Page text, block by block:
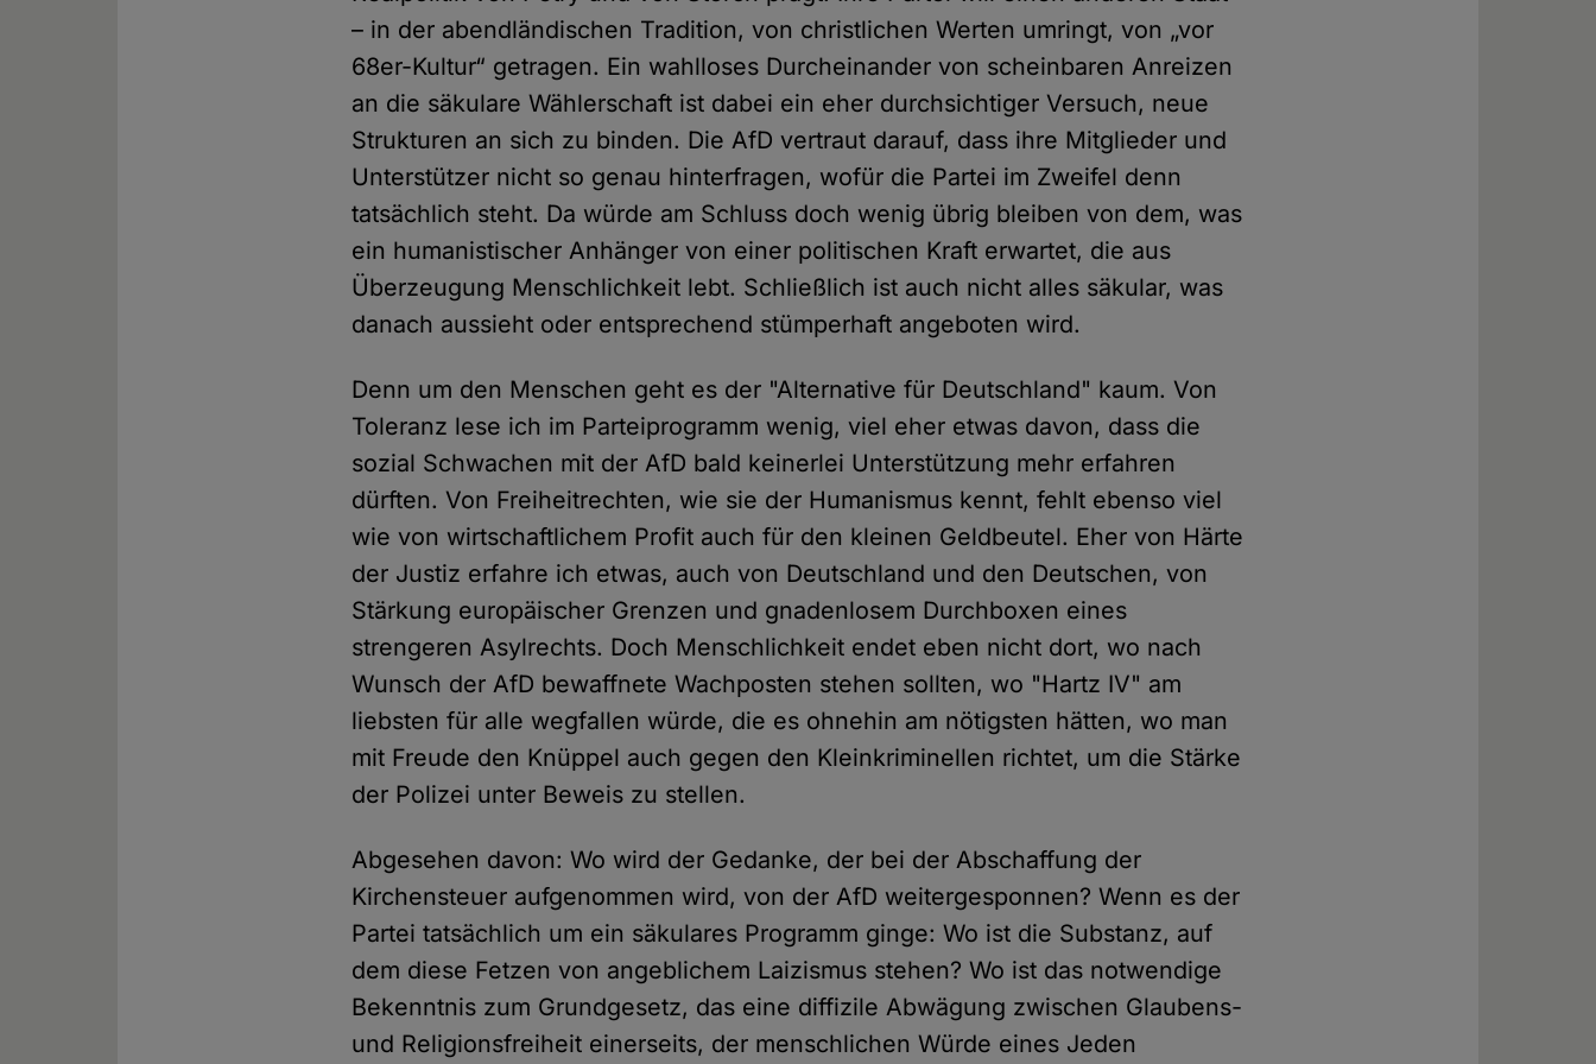
– in der abendländischen Tradition, von christlichen Werten umringt, von „vor
68er-Kultur“ getragen. Ein wahlloses Durcheinander von scheinbaren Anreizen
an die säkulare Wählerschaft ist dabei ein eher durchsichtiger Versuch, neue
Strukturen an sich zu binden. Die AfD vertraut darauf, dass ihre Mitglieder und
Unterstützer nicht so genau hinterfragen, wofür die Partei im Zweifel denn
tatsächlich steht. Da würde am Schluss doch wenig übrig bleiben von dem, was
ein humanistischer Anhänger von einer politischen Kraft erwartet, die aus
Überzeugung Menschlichkeit lebt. Schließlich ist auch nicht alles säkular, was
danach aussieht oder entsprechend stümperhaft angeboten wird.
Denn um den Menschen geht es der "Alternative für Deutschland" kaum. Von
Toleranz lese ich im Parteiprogramm wenig, viel eher etwas davon, dass die
sozial Schwachen mit der AfD bald keinerlei Unterstützung mehr erfahren
dürften. Von Freiheitrechten, wie sie der Humanismus kennt, fehlt ebenso viel
wie von wirtschaftlichem Profit auch für den kleinen Geldbeutel. Eher von Härte
der Justiz erfahre ich etwas, auch von Deutschland und den Deutschen, von
Stärkung europäischer Grenzen und gnadenlosem Durchboxen eines
strengeren Asylrechts. Doch Menschlichkeit endet eben nicht dort, wo nach
Wunsch der AfD bewaffnete Wachposten stehen sollten, wo "Hartz IV" am
liebsten für alle wegfallen würde, die es ohnehin am nötigsten hätten, wo man
mit Freude den Knüppel auch gegen den Kleinkriminellen richtet, um die Stärke
der Polizei unter Beweis zu stellen.
Abgesehen davon: Wo wird der Gedanke, der bei der Abschaffung der
Kirchensteuer aufgenommen wird, von der AfD weitergesponnen? Wenn es der
Partei tatsächlich um ein säkulares Programm ginge: Wo ist die Substanz, auf
dem diese Fetzen von angeblichem Laizismus stehen? Wo ist das notwendige
Bekenntnis zum Grundgesetz, das eine diffizile Abwägung zwischen Glaubens-
und Religionsfreiheit einerseits, der menschlichen Würde eines Jeden